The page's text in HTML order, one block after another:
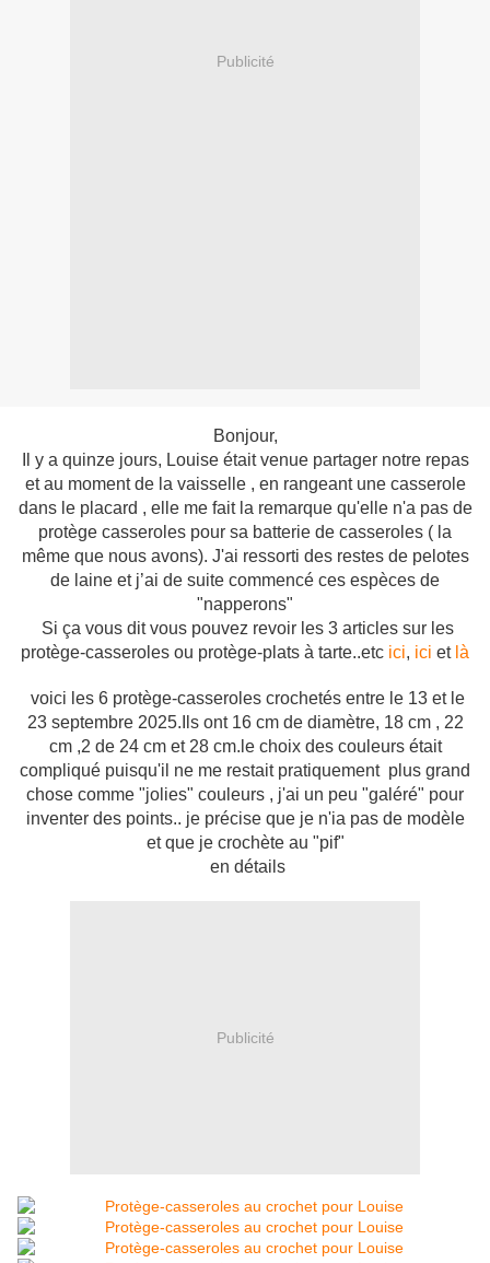
Publicité
Bonjour,
Il y a quinze jours, Louise était venue partager notre repas
et au moment de la vaisselle , en rangeant une casserole
dans le placard , elle me fait la remarque qu'elle n'a pas de
protège casseroles pour sa batterie de casseroles ( la
même que nous avons). J'ai ressorti des restes de pelotes
de laine et j’ai de suite commencé ces espèces de
"napperons"
Si ça vous dit vous pouvez revoir les 3 articles sur les
protège-casseroles ou protège-plats à tarte..etc ici, ici et là
voici les 6 protège-casseroles crochetés entre le 13 et le
23 septembre 2025.Ils ont 16 cm de diamètre, 18 cm , 22
cm ,2 de 24 cm et 28 cm.le choix des couleurs était
compliqué puisqu'il ne me restait pratiquement plus grand
chose comme "jolies" couleurs , j'ai un peu "galéré" pour
inventer des points.. je précise que je n'ia pas de modèle
et que je crochète au "pif"
en détails
Publicité